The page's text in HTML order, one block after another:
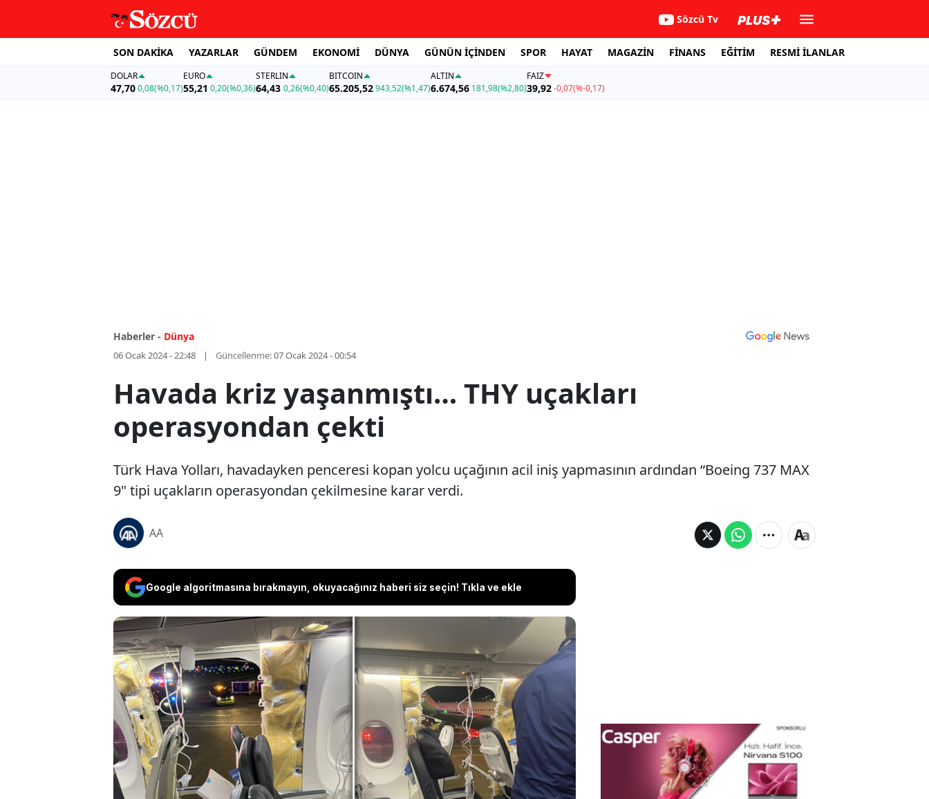
Sözcü Tv
SON DAKİKA YAZARLAR GÜNDEM EKONOMİ DÜNYA GÜNÜN İÇİNDEN SPOR HAYAT MAGAZİN FİNANS EĞİTİM RESMİ İLANLAR
DOLAR
47,700,08(%0,17)
EURO
55,21 0,20(%0,36)
STERLIN
64,43 0,26(%0,40)
BITCOIN
65.205,52943,52(%1,47)
ALTIN
6.674,56 181,98(%2,80)
FAİZ
39,92-0,07(%-0,17)
Haberler - Dünya
06 Ocak 2024 - 22:48 Güncellenme:07 Ocak 2024 - 00:54
Havada kriz yaşanmıştı… THY uçakları
operasyondan çekti
Türk Hava Yolları, havadayken penceresi kopan yolcu uçağının acil iniş yapmasının ardından “Boeing 737 MAX
9" tipi uçakların operasyondan çekilmesine karar verdi.
AA
Google algoritmasına bırakmayın, okuyacağınız haberi siz seçin! Tıkla ve ekle
Türk Hava Yolları, havadayken penceresi kopan yolcu
uçağının acil iniş yapmasının ardından “Boeing 737 MAX
9" tipi uçakların operasyondan çekilmesine karar verdi.